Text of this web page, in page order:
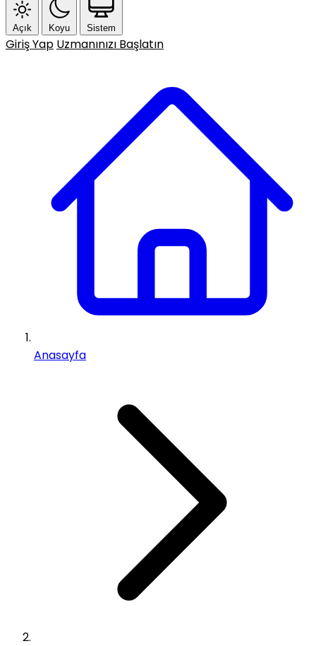
Açık Koyu Sistem
Giriş Yap Uzmanınızı Başlatın
Anasayfa